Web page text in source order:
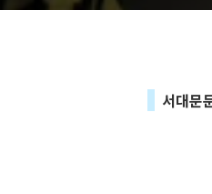
서대문